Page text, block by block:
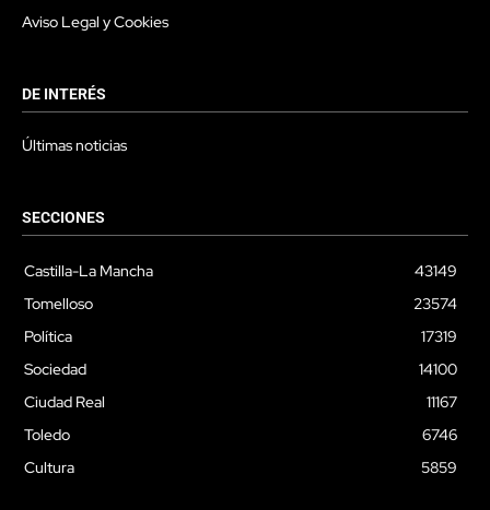
Aviso Legal y Cookies
DE INTERÉS
Últimas noticias
SECCIONES
Castilla-La Mancha
43149
Tomelloso
23574
Política
17319
Sociedad
14100
Ciudad Real
11167
Toledo
6746
Cultura
5859